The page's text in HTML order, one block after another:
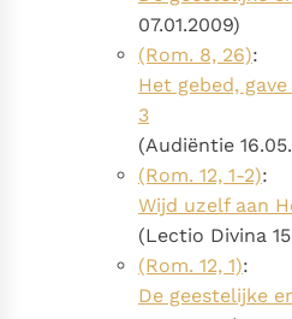
07.01.2009)
(Rom. 8, 26):
Het gebed,
3
(Audiëntie
(Rom. 12, 1-2):
Wijd uzelf aan
(Lectio Divina
(Rom. 12, 1):
De geestelijke